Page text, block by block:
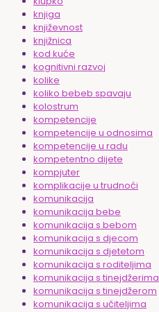
knjiga
književnost
knjižnica
kod kuće
kognitivni razvoj
kolike
koliko bebeb spavaju
kolostrum
kompetencije
kompetencije u odnosima
kompetencije u radu
kompetentno dijete
kompjuter
komplikacije u trudnoći
komunikacija
komunikacija bebe
komunikacija s bebom
komunikacija s djecom
komunikacija s djetetom
komunikacija s roditeljima
komunikacija s tinejdžerima
komunikacija s tinejdžerom
komunikacija s učiteljima